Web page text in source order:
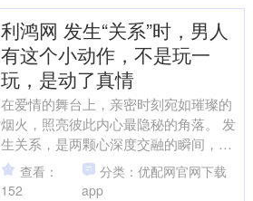
利鸿网 发生“关系”时，男人
有这个小动作，不是玩一
玩，是动了真情
在爱情的舞台上，亲密时刻宛如璀璨的
烟火，照亮彼此内心最隐秘的角落。 发
生关系，是两颗心深度交融的瞬间，也
是情感真假的重要试金石。 有些男人，
在这样炽热而私密的时....
查看：
152
分类：优配网官网下载
app